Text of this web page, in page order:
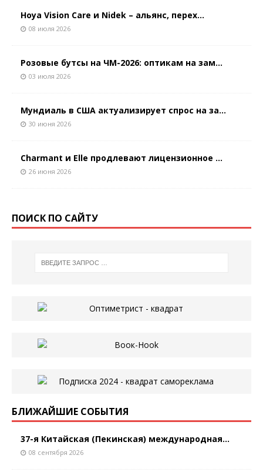
Hoya Vision Care и Nidek – альянс, перех...
08 июля 2026
Розовые бутсы на ЧМ-2026: оптикам на зам...
03 июля 2026
Мундиаль в США актуализирует спрос на за...
30 июня 2026
Charmant и Elle продлевают лицензионное ...
26 июня 2026
ПОИСК ПО САЙТУ
БЛИЖАЙШИЕ СОБЫТИЯ
37-я Китайская (Пекинская) международная...
08 сентября 2026